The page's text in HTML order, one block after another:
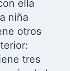
ella
niña
otros
tres